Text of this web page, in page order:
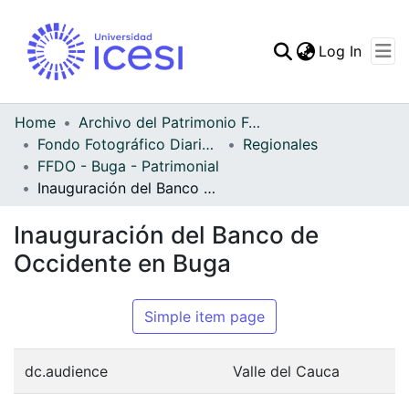
Statistics
Log In
Home
Archivo del Patrimonio Fotográfico y Fílmico del Valle del Cauca
Fondo Fotográfico Diario Occidente
Regionales
FFDO - Buga - Patrimonial
Inauguración del Banco de Occidente en Buga
Inauguración del Banco de
Occidente en Buga
Simple item page
dc.audience Valle del Cauca